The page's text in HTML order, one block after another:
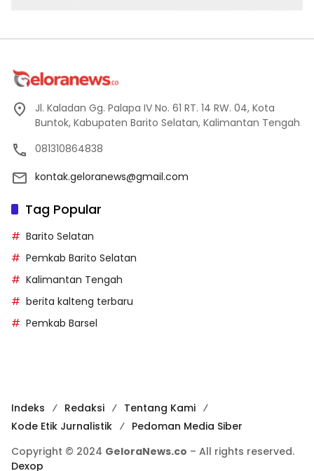
Jl. Kaladan Gg. Palapa IV No. 61 RT. 14 RW. 04, Kota
Buntok, Kabupaten Barito Selatan, Kalimantan Tengah
081310864838
kontak.geloranews@gmail.com
Tag Popular
Barito Selatan
Pemkab Barito Selatan
Kalimantan Tengah
berita kalteng terbaru
Pemkab Barsel
Indeks Redaksi
Tentang Kami
Kode Etik Jurnalistik
Pedoman Media Siber
Copyright © 2024 GeloraNews.co – All rights reserved.
Dexop